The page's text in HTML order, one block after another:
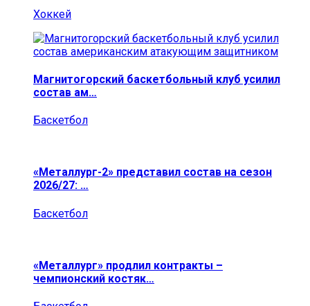
Хоккей
Магнитогорский баскетбольный клуб усилил
состав ам…
Баскетбол
«Металлург-2» представил состав на сезон
2026/27: …
Баскетбол
«Металлург» продлил контракты –
чемпионский костяк…